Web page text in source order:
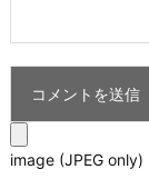
image (JPEG only)